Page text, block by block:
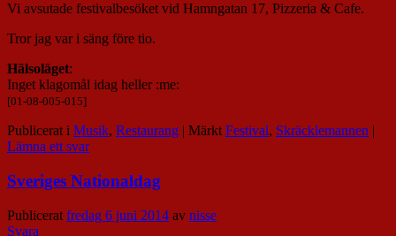
Vi avsutade festivalbesöket vid Hamngatan 17, Pizzeria & Cafe.
Tror jag var i säng före tio.
Hälsoläget:
Inget klagomål idag heller :me:
[01-08-005-015]
Publicerat i Musik, Restaurang | Märkt Festival, Skräcklemannen |
Lämna ett svar
Sveriges Nationaldag
Publicerat fredag 6 juni 2014 av nisse
Svara